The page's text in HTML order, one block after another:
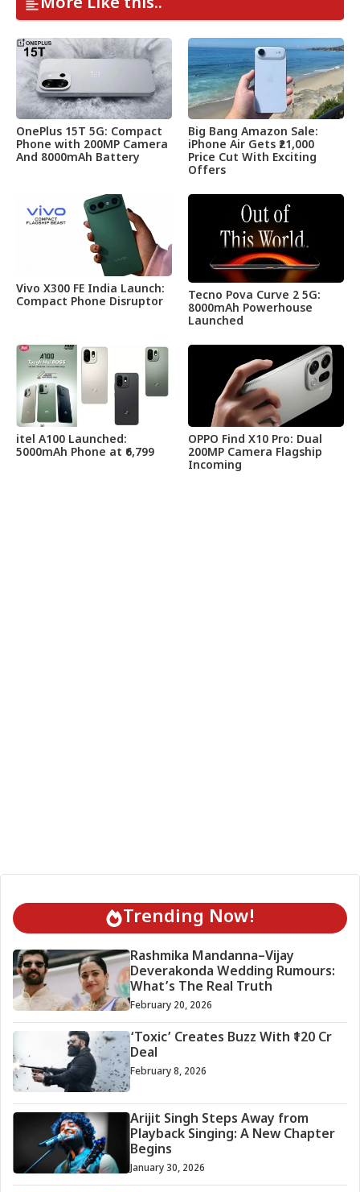
More Like this..
OnePlus 15T 5G: Compact
Phone with 200MP Camera
And 8000mAh Battery
Big Bang Amazon Sale:
iPhone Air Gets ₹21,000
Price Cut With Exciting
Offers
Vivo X300 FE India Launch:
Compact Phone Disruptor
Tecno Pova Curve 2 5G:
8000mAh Powerhouse
Launched
itel A100 Launched:
5000mAh Phone at ₹6,799
OPPO Find X10 Pro: Dual
200MP Camera Flagship
Incoming
Trending Now!
Rashmika Mandanna–Vijay
Deverakonda Wedding Rumours:
What’s The Real Truth
February 20, 2026
‘Toxic’ Creates Buzz With ₹120 Cr
Deal
February 8, 2026
Arijit Singh Steps Away from
Playback Singing: A New Chapter
Begins
January 30, 2026